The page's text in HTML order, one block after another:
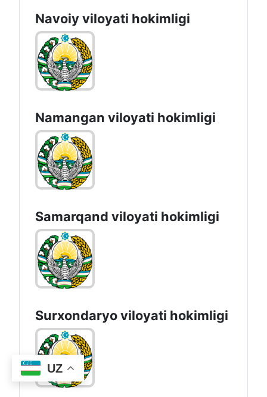
UZ
Navoiy vilоyati hоkimligi
Namangan vilоyati hоkimligi
Samarqand viloyati hokimligi
Surxondaryo vilоyati hоkimligi